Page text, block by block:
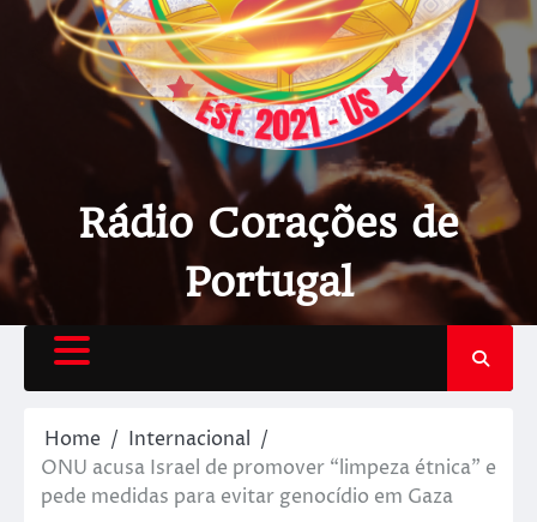
Rádio Corações de
Portugal
Home
Internacional
ONU acusa Israel de promover “limpeza étnica” e
pede medidas para evitar genocídio em Gaza